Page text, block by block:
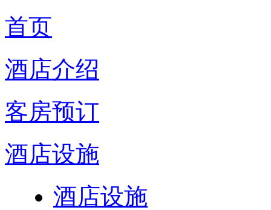
首页
酒店介绍
客房预订
酒店设施
酒店设施